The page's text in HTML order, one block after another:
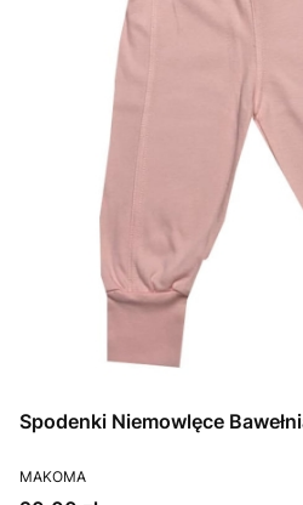
Spodenki Niemowlęce
PRODUCENT
MAKOMA